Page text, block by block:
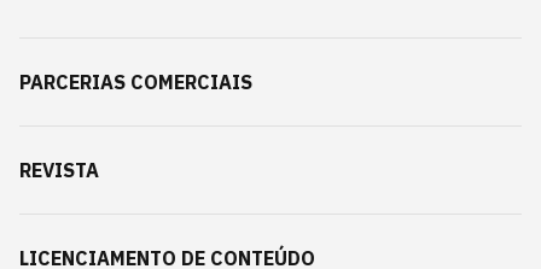
PARCERIAS COMERCIAIS
REVISTA
LICENCIAMENTO DE CONTEÚDO